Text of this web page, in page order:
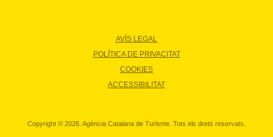
AVÍS LEGAL
POLÍTICA DE PRIVACITAT
COOKIES
ACCESSIBILITAT
Copyright © 2026. Agència Catalana de Turisme. Tots els drets reservats.